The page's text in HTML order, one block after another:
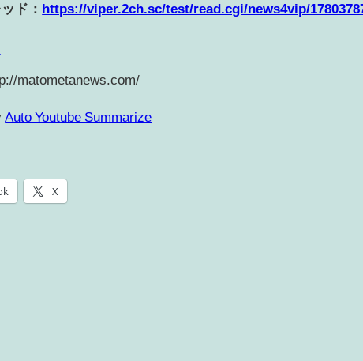
ド： https://viper.2ch.sc/test/read.cgi/news4vip/
matometanews.com/
Auto Youtube Summarize
X